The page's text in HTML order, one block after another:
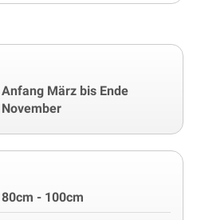
Anfang März bis Ende
November
80cm - 100cm